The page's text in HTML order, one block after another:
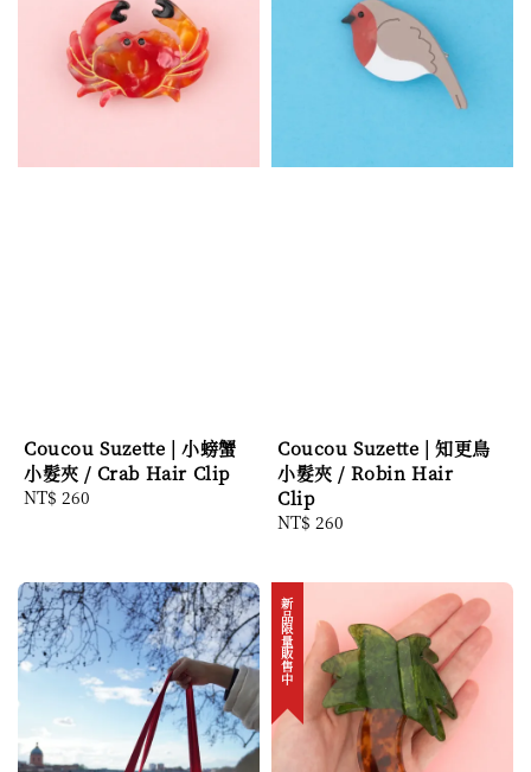
Coucou Suzette | 小螃蟹
小髮夾 / Crab Hair Clip
Regular
NT$ 260
Coucou Suzette | 知更鳥
小髮夾 / Robin Hair
Clip
Regular
NT$ 260
新品限量販售中